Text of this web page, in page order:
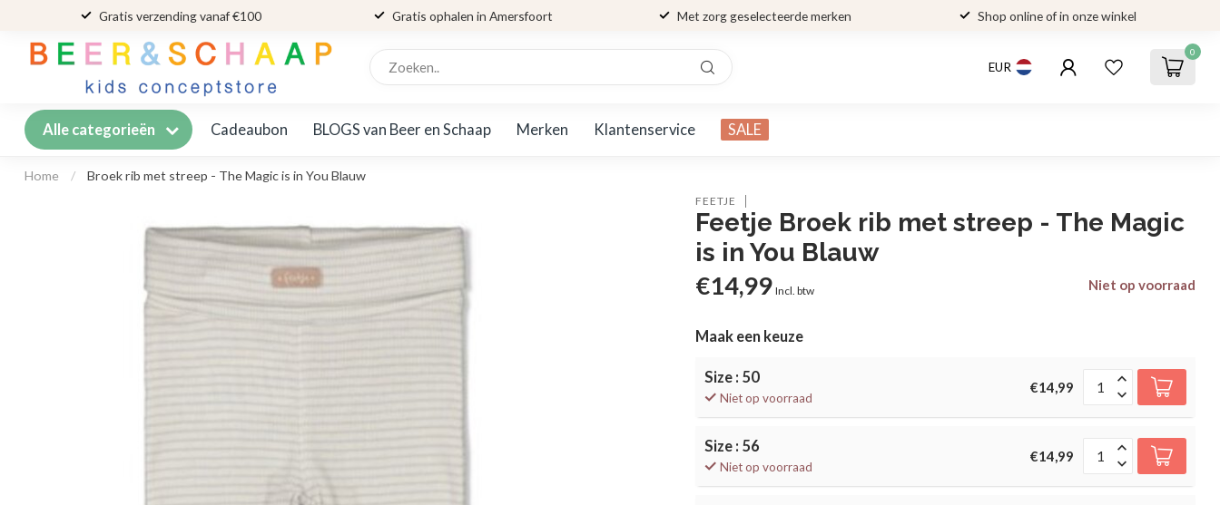
Gratis verzending vanaf €100 Gratis ophalen in Amersfoort Met zorg geselecteerde merken Shop online of in onze winkel
EUR
0
Alle categorieën Cadeaubon BLOGS van Beer en Schaap Merken Klantenservice SALE
Home / Broek rib met streep - The Magic is in You Blauw
FEETJE
Feetje Broek rib met streep - The Magic
is in You Blauw
€14,99 Incl. btw Niet op voorraad
Maak een keuze
Size : 50
Niet op voorraad
€14,99
Size : 56
Niet op voorraad
€14,99